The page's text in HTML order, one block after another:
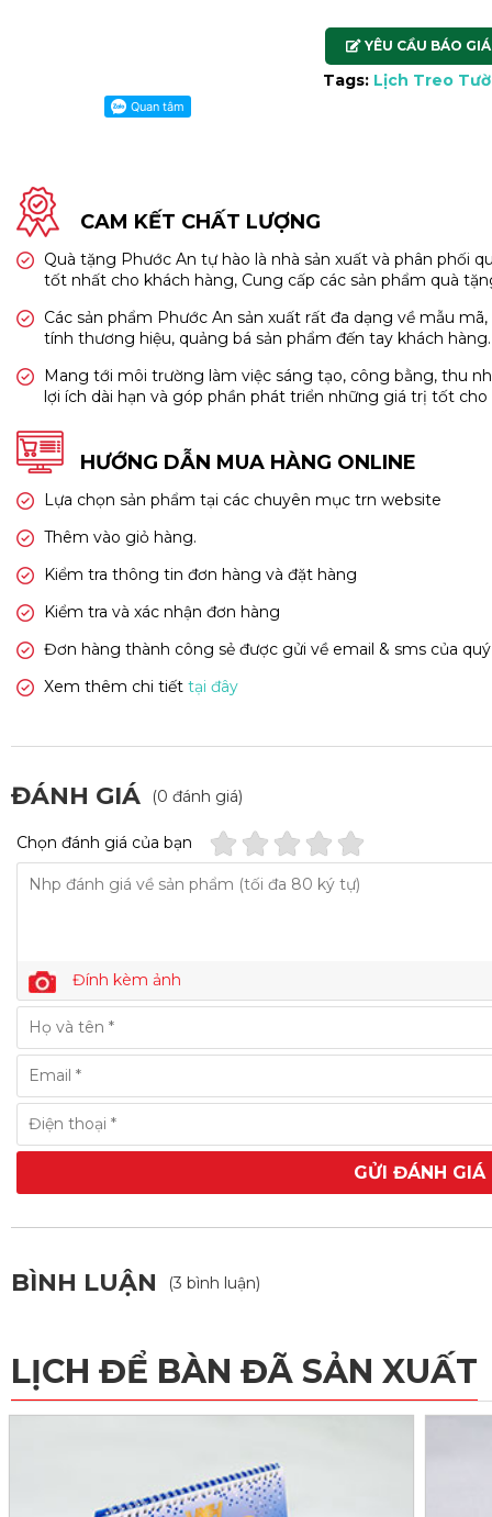
YÊU CẦU BÁO GIÁ
Tags: Lịch Treo
CAM KẾT CHẤT LƯỢNG
Quà tặng Phước An tự hào là nhà sản xuất và phân phối
tốt nhất cho khách hàng, Cung cấp các sản phẩm quà
Các sản phẩm Phước An sản xuất rất đa dạng về mẫu
tính thương hiệu, quảng bá sản phẩm đến tay khách
Mang tới môi trường làm việc sáng tạo, công bằng, thu
lợi ích dài hạn và góp phần phát triển những giá trị tốt cho
HƯỚNG DẪN MUA HÀNG ONLINE
Lựa chọn sản phẩm tại các chuyên mục trn website
Thêm vào giỏ hàng.
Kiểm tra thông tin đơn hàng và đặt hàng
Kiểm tra và xác nhận đơn hàng
Đơn hàng thành công sẻ được gửi về email & sms của
Xem thêm chi tiết tại đây
ĐÁNH GIÁ (0 đánh giá)
Chọn đánh giá của bạn
Đính kèm ảnh
GỬI ĐÁNH GIÁ
BÌNH LUẬN (3 bình luận)
LỊCH ĐỂ BÀN ĐÃ SẢN XUẤT